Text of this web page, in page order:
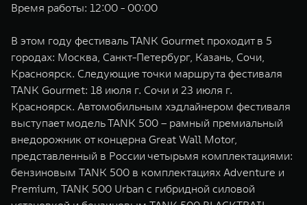
Время работы: 12:00 - 00:00
В этом году фестиваль TANK Gourmet проходит в 5
городах: Москва, Санкт-Петербург, Казань, Сочи,
Красноярск. Следующие точки маршрута фестиваля
TANK Gourmet: 18 июля г. Сочи и 23 июля г.
Красноярск. Автомобильным хэдлайнером фестиваля
выступает модель TANK 500 – рамный премиальный
внедорожник от концерна Great Wall Motor,
представленный в России четырьмя комплектациями:
бензиновым TANK 500 в комплектациях Adventure и
Premium, TANK 500 Urban с гибридной силовой